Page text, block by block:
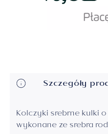
Szczegóły
Kolczyki srebrne kulki
wykonane ze srebra